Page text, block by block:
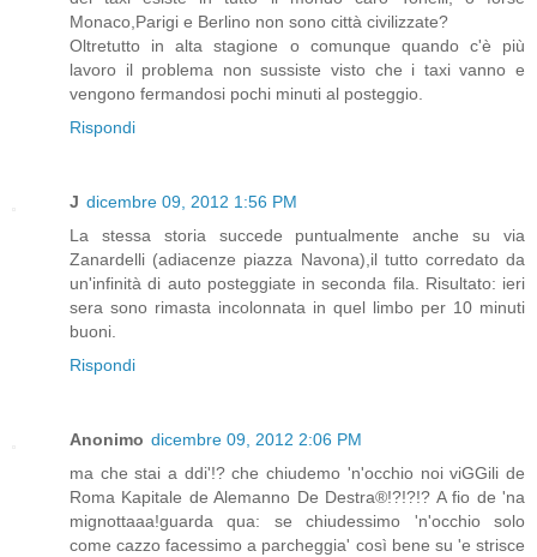
Monaco,Parigi e Berlino non sono città civilizzate?
Oltretutto in alta stagione o comunque quando c'è più
lavoro il problema non sussiste visto che i taxi vanno e
vengono fermandosi pochi minuti al posteggio.
Rispondi
J dicembre 09, 2012 1:56 PM
La stessa storia succede puntualmente anche su via
Zanardelli (adiacenze piazza Navona),il tutto corredato da
un'infinità di auto posteggiate in seconda fila. Risultato: ieri
sera sono rimasta incolonnata in quel limbo per 10 minuti
buoni.
Rispondi
Anonimo dicembre 09, 2012 2:06 PM
ma che stai a ddi'!? che chiudemo 'n'occhio noi viGGili de
Roma Kapitale de Alemanno De Destra®!?!?!? A fio de 'na
mignottaaa!guarda qua: se chiudessimo 'n'occhio solo
come cazzo facessimo a parcheggia' così bene su 'e strisce